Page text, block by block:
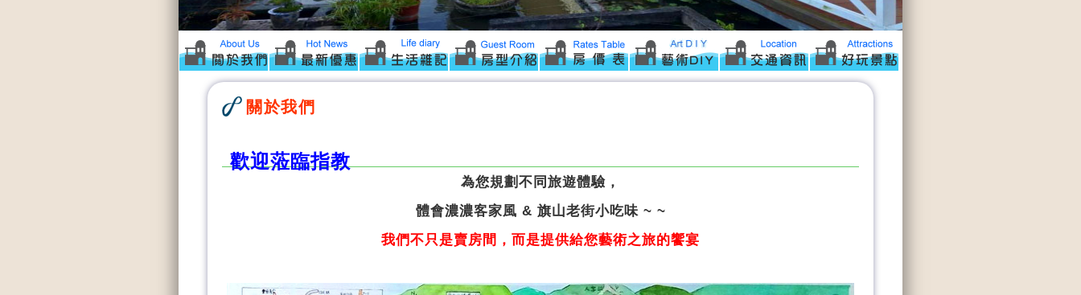
關於我們
歡迎蒞臨指教
為您規劃不同旅遊體驗，
體會濃濃客家風 & 旗山老街小吃味 ~ ~
我們不只是賣房間，而是提供給您藝術之旅的饗宴